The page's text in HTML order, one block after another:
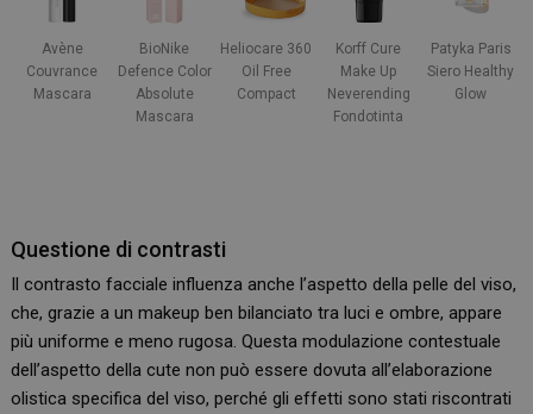
Avène
Couvrance
Mascara
BioNike
Defence Color
Absolute
Mascara
Heliocare 360
Oil Free
Compact
Korff Cure
Make Up
Neverending
Fondotinta
Patyka Paris
Siero Healthy
Glow
Questione di contrasti
Il contrasto facciale influenza anche l’aspetto della pelle del viso,
che, grazie a un makeup ben bilanciato tra luci e ombre, appare
più uniforme e meno rugosa. Questa modulazione contestuale
dell’aspetto della cute non può essere dovuta all’elaborazione
olistica specifica del viso, perché gli effetti sono stati riscontrati